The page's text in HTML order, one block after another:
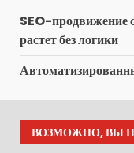
SEO-продвижение
растет без логики
ВОЗМОЖНО, ВЫ